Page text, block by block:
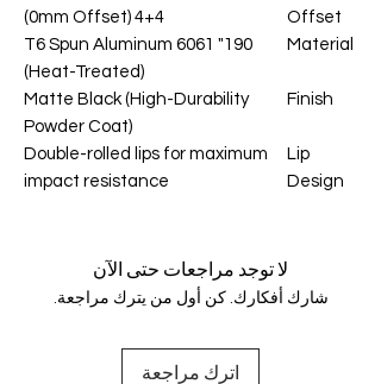
Offset
4+4 (0mm Offset)
Material
190" 6061 T6 Spun Aluminum
(Heat-Treated)
Finish
Matte Black (High-Durability
Powder Coat)
Lip
Design
Double-rolled lips for maximum
impact resistance
لا توجد مراجعات حتى الآن
شارك أفكارك. كن أول من يترك مراجعة.
اترك مراجعة